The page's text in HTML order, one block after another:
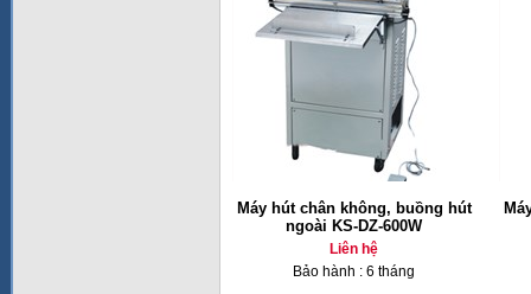
Máy hút chân không, buồng hút
ngoài KS-DZ-600W
Liên hệ
Bảo hành : 6 tháng